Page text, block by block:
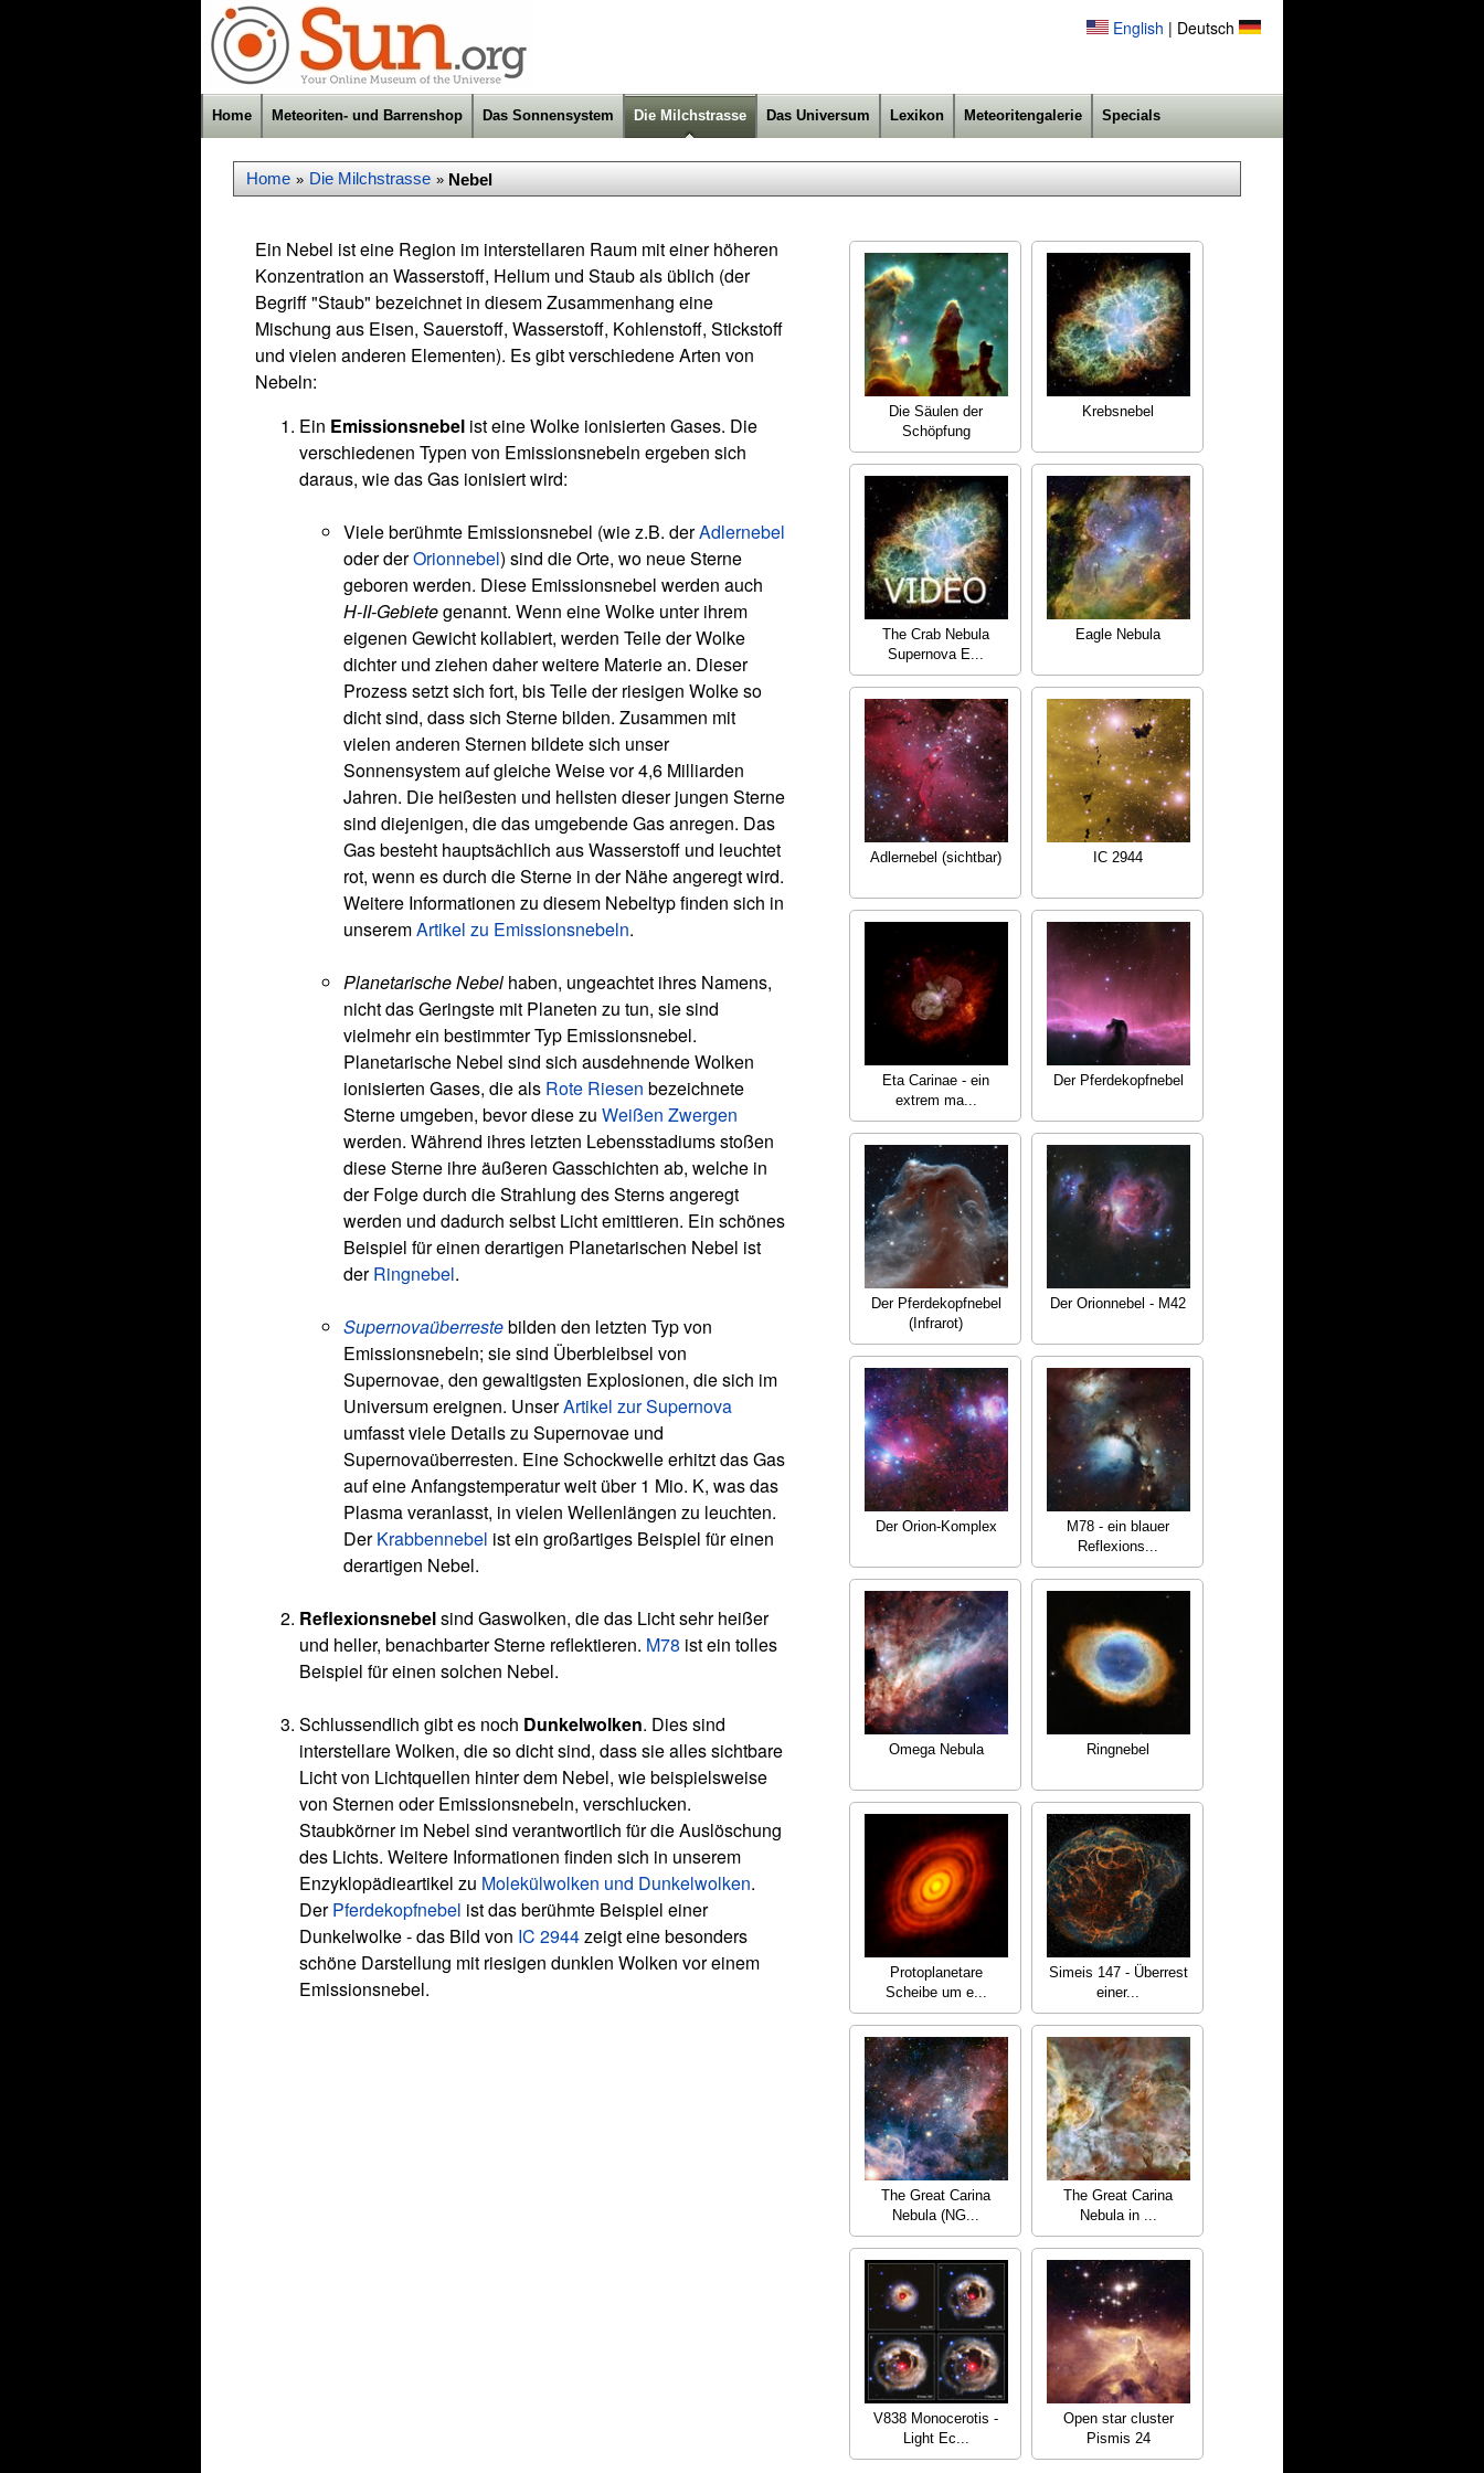
English | Deutsch
Home Meteoriten- und Barrenshop Das Sonnensystem Die Milchstrasse Das Universum Lexikon Meteoritengalerie Specials
Home » Die Milchstrasse » Nebel
Ein Nebel ist eine Region im interstellaren Raum mit einer höheren
Konzentration an Wasserstoff, Helium und Staub als üblich (der
Begriff "Staub" bezeichnet in diesem Zusammenhang eine
Mischung aus Eisen, Sauerstoff, Wasserstoff, Kohlenstoff, Stickstoff
und vielen anderen Elementen). Es gibt verschiedene Arten von
Nebeln:
Ein Emissionsnebel ist eine Wolke ionisierten Gases. Die
verschiedenen Typen von Emissionsnebeln ergeben sich
daraus, wie das Gas ionisiert wird:
Viele berühmte Emissionsnebel (wie z.B. derAdlernebel
oder derOrionnebel) sind die Orte, wo neue Sterne
geboren werden. Diese Emissionsnebel werden auch
H-II-Gebietegenannt. Wenn eine Wolke unter ihrem
eigenen Gewicht kollabiert, werden Teile der Wolke
dichter und ziehen daher weitere Materie an. Dieser
Prozess setzt sich fort, bis Teile der riesigen Wolke so
dicht sind, dass sich Sterne bilden. Zusammen mit
vielen anderen Sternen bildete sich unser
Sonnensystem auf gleiche Weise vor 4,6 Milliarden
Jahren. Die heißesten und hellsten dieser jungen Sterne
sind diejenigen, die das umgebende Gas anregen. Das
Gas besteht hauptsächlich aus Wasserstoff und leuchtet
rot, wenn es durch die Sterne in der Nähe angeregt wird.
Weitere Informationen zu diesem Nebeltyp finden sich in
unseremArtikel zu Emissionsnebeln.
Planetarische Nebel haben, ungeachtet ihres Namens,
nicht das Geringste mit Planeten zu tun, sie sind
vielmehr ein bestimmter Typ Emissionsnebel.
Planetarische Nebel sind sich ausdehnende Wolken
ionisierten Gases, die als Rote Riesen bezeichnete
Sterne umgeben, bevor diese zu Weißen Zwergen
werden. Während ihres letzten Lebensstadiums stoßen
diese Sterne ihre äußeren Gasschichten ab, welche in
der Folge durch die Strahlung des Sterns angeregt
werden und dadurch selbst Licht emittieren. Ein schönes
Beispiel für einen derartigen Planetarischen Nebel ist
derRingnebel.
Supernovaüberrestebilden den letzten Typ von
Emissionsnebeln; sie sind Überbleibsel von
Supernovae, den gewaltigsten Explosionen, die sich im
Universum ereignen. UnserArtikel zur Supernova
umfasst viele Details zu Supernovae und
Supernovaüberresten. Eine Schockwelle erhitzt das Gas
auf eine Anfangstemperatur weit über 1 Mio. K, was das
Plasma veranlasst, in vielen Wellenlängen zu leuchten.
DerKrabbennebel ist ein großartiges Beispiel für einen
derartigen Nebel.
Reflexionsnebelsind Gaswolken, die das Licht sehr heißer
und heller, benachbarter Sterne reflektieren. M78 ist ein tolles
Beispiel für einen solchen Nebel.
Schlussendlich gibt es noch Dunkelwolken. Dies sind
interstellare Wolken, die so dicht sind, dass sie alles sichtbare
Licht von Lichtquellen hinter dem Nebel, wie beispielsweise
von Sternen oder Emissionsnebeln, verschlucken.
Staubkörner im Nebel sind verantwortlich für die Auslöschung
des Lichts. Weitere Informationen finden sich in unserem
Enzyklopädieartikel zu Molekülwolken und Dunkelwolken.
DerPferdekopfnebel ist das berühmte Beispiel einer
Dunkelwolke - das Bild von IC 2944zeigt eine besonders
schöne Darstellung mit riesigen dunklen Wolken vor einem
Emissionsnebel.
Die Säulen der
Schöpfung
Krebsnebel
The Crab Nebula
Supernova E...
Eagle Nebula
Adlernebel (sichtbar) IC 2944
Eta Carinae - ein
extrem ma...
Der Pferdekopfnebel
Der Pferdekopfnebel
(Infrarot)
Der Orionnebel - M42
Der Orion-Komplex
M78 - ein blauer
Reflexions...
Omega Nebula Ringnebel
Protoplanetare
Scheibe um e...
Simeis 147 - Überrest
einer...
The Great Carina
Nebula (NG...
The Great Carina
Nebula in ...
V838 Monocerotis -
Light Ec...
Open star cluster
Pismis 24